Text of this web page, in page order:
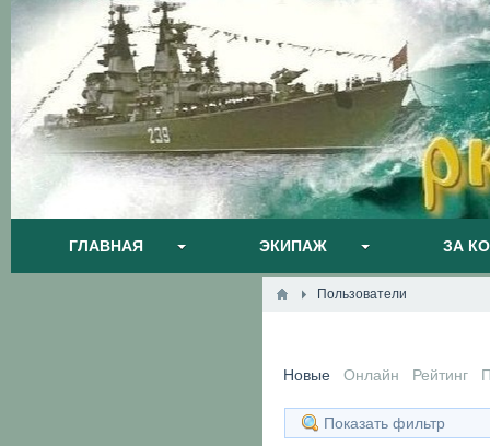
ГЛАВНАЯ ЭКИПАЖ ЗА
Пользователи
Новые Онлайн Рейтинг
Показать фильтр